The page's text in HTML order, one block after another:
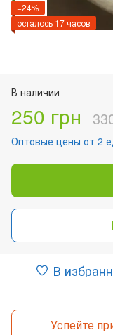
−24%
осталось 17 часов
В наличии
250 грн
Оптовые цены от 2
В
Успейте